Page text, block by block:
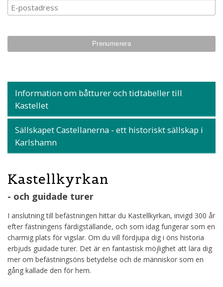
Prenumerera på vårt n
Information om båtturer och tidtabeller till
Kastellet
Sällskapet Castellanerna - ett historiskt sällskap i
Karlshamn
Kastellkyrkan
- och guidade turer
I anslutning till befästningen hittar du Kastellkyrkan, invigd 300 år
efter fästningens färdigställande, och som idag fungerar som en
charmig plats för vigslar. Om du vill fördjupa dig i öns historia
erbjuds guidade turer. Det är en fantastisk möjlighet att lära dig
mer om befästningsöns betydelse och de människor som en
gång kallade den för hem.